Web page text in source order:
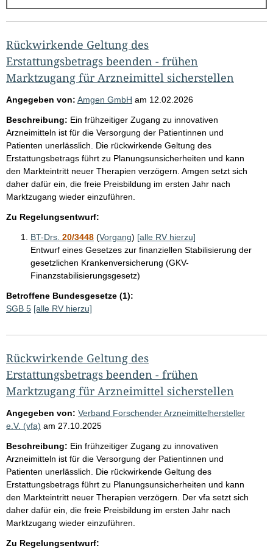
g
e
b
n
i
s
e
p
r
o
S
e
Rückwirkende Geltung des
Erstattungsbetrags beenden - frühen
Marktzugang für Arzneimittel sicherstellen
Angegeben von: Amgen GmbH am 12.02.2026
Beschreibung: Ein frühzeitiger Zugang zu innovativen
Arzneimitteln ist für die Versorgung der Patientinnen und
Patienten unerlässlich. Die rückwirkende Geltung des
Erstattungsbetrags führt zu Planungsunsicherheiten und kann
den Markteintritt neuer Therapien verzögern. Amgen setzt sich
daher dafür ein, die freie Preisbildung im ersten Jahr nach
Marktzugang wieder einzuführen.
Zu Regelungsentwurf:
BT-Drs. 20/3448 (Vorgang) [alle RV hierzu]
Entwurf eines Gesetzes zur finanziellen Stabilisierung der
gesetzlichen Krankenversicherung (GKV-
Finanzstabilisierungsgesetz)
Betroffene Bundesgesetze (1):
SGB 5 [alle RV hierzu]
Rückwirkende Geltung des
Erstattungsbetrags beenden - frühen
Marktzugang für Arzneimittel sicherstellen
Angegeben von: Verband Forschender Arzneimittelhersteller
e.V. (vfa) am 27.10.2025
Beschreibung: Ein frühzeitiger Zugang zu innovativen
Arzneimitteln ist für die Versorgung der Patientinnen und
Patienten unerlässlich. Die rückwirkende Geltung des
Erstattungsbetrags führt zu Planungsunsicherheiten und kann
den Markteintritt neuer Therapien verzögern. Der vfa setzt sich
daher dafür ein, die freie Preisbildung im ersten Jahr nach
Marktzugang wieder einzuführen.
Zu Regelungsentwurf: